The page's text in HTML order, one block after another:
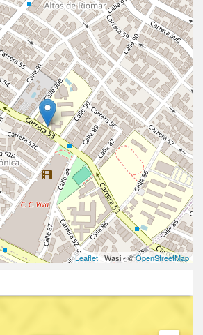
Leaflet| Wasi - ©OpenStreetMap